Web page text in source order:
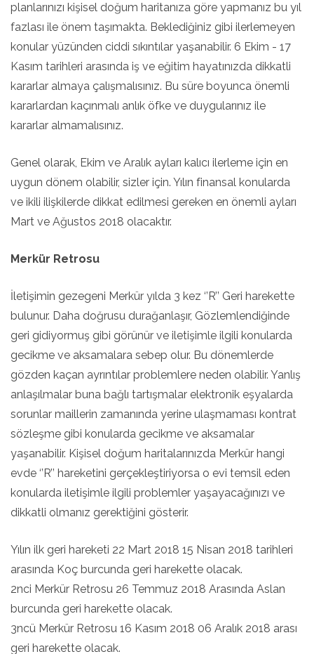
planlarınızı kişisel doğum haritanıza göre yapmanız bu yıl
fazlası ile önem taşımakta. Beklediğiniz gibi ilerlemeyen
konular yüzünden ciddi sıkıntılar yaşanabilir. 6 Ekim - 17
Kasım tarihleri arasında iş ve eğitim hayatınızda dikkatli
kararlar almaya çalışmalısınız. Bu süre boyunca önemli
kararlardan kaçınmalı anlık öfke ve duygularınız ile
kararlar almamalısınız.
Genel olarak, Ekim ve Aralık ayları kalıcı ilerleme için en
uygun dönem olabilir, sizler için. Yılın finansal konularda
ve ikili ilişkilerde dikkat edilmesi gereken en önemli ayları
Mart ve Ağustos 2018 olacaktır.
Merkür Retrosu
İletişimin gezegeni Merkür yılda 3 kez ‘’R’’ Geri harekette
bulunur. Daha doğrusu durağanlaşır, Gözlemlendiğinde
geri gidiyormuş gibi görünür ve iletişimle ilgili konularda
gecikme ve aksamalara sebep olur. Bu dönemlerde
gözden kaçan ayrıntılar problemlere neden olabilir. Yanlış
anlaşılmalar buna bağlı tartışmalar elektronik eşyalarda
sorunlar maillerin zamanında yerine ulaşmaması kontrat
sözleşme gibi konularda gecikme ve aksamalar
yaşanabilir. Kişisel doğum haritalarınızda Merkür hangi
evde ‘’R’’ hareketini gerçekleştiriyorsa o evi temsil eden
konularda iletişimle ilgili problemler yaşayacağınızı ve
dikkatli olmanız gerektiğini gösterir.
Yılın ilk geri hareketi 22 Mart 2018 15 Nisan 2018 tarihleri
arasında Koç burcunda geri harekette olacak.
2nci Merkür Retrosu 26 Temmuz 2018 Arasında Aslan
burcunda geri harekette olacak.
3ncü Merkür Retrosu 16 Kasım 2018 06 Aralık 2018 arası
geri harekette olacak.